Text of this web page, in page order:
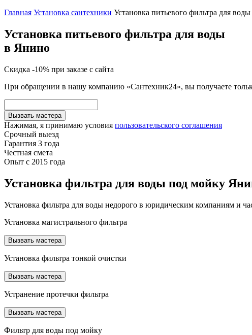
Главная Установка сантехники Установка питьевого фильтра для воды
Установка питьевого фильтра для воды
в Янино
Скидка -10% при заказе с сайта
При обращении в нашу компанию «Сантехник24», вы получаете
Вызвать мастера
Нажимая, я принимаю условия пользовательского соглашения
Срочный выезд
Гарантия 3 года
Честная смета
Опыт с 2015 года
Установка фильтра для воды под мойку
Установка фильтра для воды недорого в юридическим компаниям и
Установка магистрального фильтра
Вызвать мастера
Установка фильтра тонкой очистки
Вызвать мастера
Устранение протечки фильтра
Вызвать мастера
Фильтр для воды под мойку